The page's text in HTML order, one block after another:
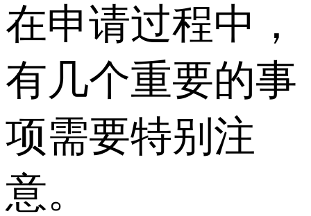
在申请过程中，
有几个重要的事
项需要特别注
意。